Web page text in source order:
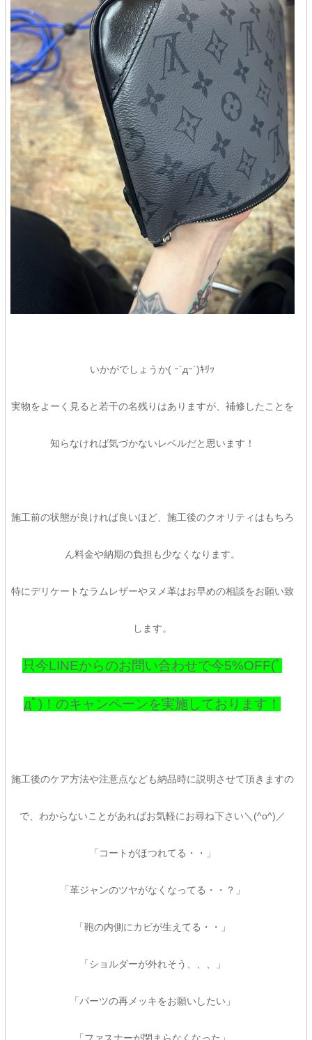
いかがでしょうか( ｰ`дｰ´)ｷﾘｯ
実物をよーく見ると若干の名残りはありますが、補修したことを
知らなければ気づかないレベルだと思います！
施工前の状態が良ければ良いほど、施工後のクオリティはもちろ
ん料金や納期の負担も少なくなります。
特にデリケートなラムレザーやヌメ革はお早めの相談をお願い致
します。
只今LINEからのお問い合わせで今5%OFF(ﾟ
дﾟ)！のキャンペーンを実施しております！
施工後のケア方法や注意点なども納品時に説明させて頂きますの
で、わからないことがあればお気軽にお尋ね下さい＼(^o^)／
「コートがほつれてる・・」
「革ジャンのツヤがなくなってる・・？」
「鞄の内側にカビが生えてる・・」
「ショルダーが外れそう、、、」
「パーツの再メッキをお願いしたい」